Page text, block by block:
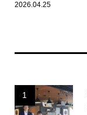
2026.04.25
1